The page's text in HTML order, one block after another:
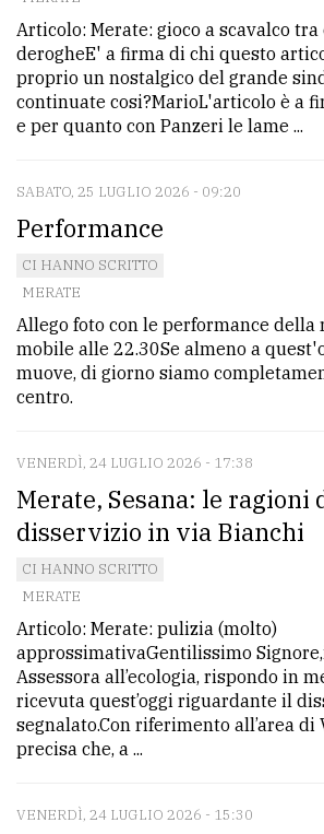
Articolo: Merate: gioco a scavalco
derogheE' a firma di chi questo
proprio un nostalgico del grande
continuate cosi?MarioL'articolo è a
e per quanto con Panzeri le lame ...
SABATO, 25 LUGLIO 2026 - 09:20
Performance
CI HANNO SCRITTO
MERATE
Allego foto con le performance
mobile alle 22.30Se almeno a
muove, di giorno siamo
centro.
VENERDÌ, 24 LUGLIO 2026 - 17:38
Merate, Sesana: le ragioni
disservizio in via Bianchi
CI HANNO SCRITTO
MERATE
Articolo: Merate: pulizia (molto)
approssimativaGentilissimo
Assessora all’ecologia, rispondo in
ricevuta quest’oggi riguardante il
segnalato.Con riferimento all’area di
precisa che, a ...
VENERDÌ, 24 LUGLIO 2026 - 15:30